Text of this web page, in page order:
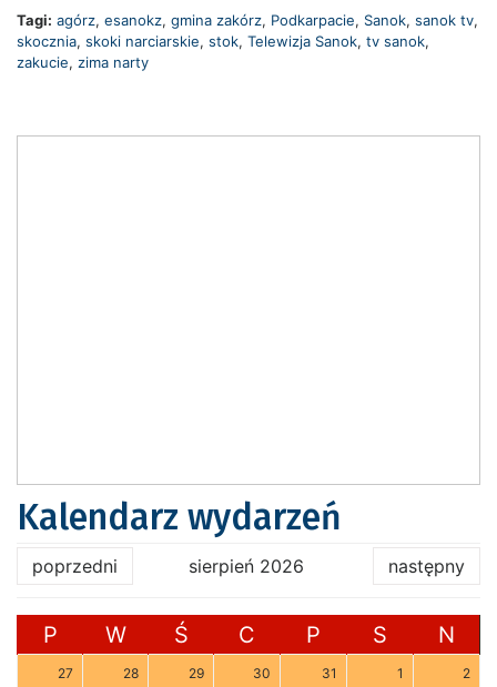
Tagi: agórz, esanokz, gmina zakórz, Podkarpacie, Sanok, sanok tv,
skocznia, skoki narciarskie, stok, Telewizja Sanok, tv sanok,
zakucie, zima narty
Kalendarz wydarzeń
poprzedni sierpień 2026 następny
P W Ś C P S N
27 28 29 30 31 1 2